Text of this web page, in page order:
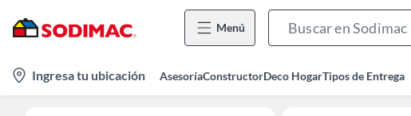
Menú
location-
icon
Ingresa tu ubicación AsesoríaConstructorDeco HogarTipos de Entrega